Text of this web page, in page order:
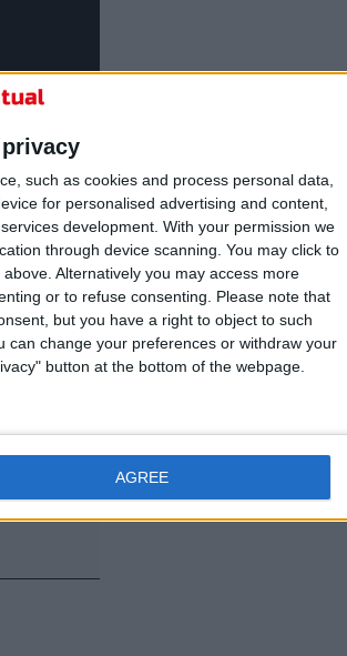
such as cookies and process personal data,
for personalised advertising and content,
development. With your permission we
through device scanning. You may click to
Alternatively you may access more
or to refuse consenting.
Please note that
but you have a right to object to such
can change your preferences or withdraw your
button at the bottom of the webpage.
AGREE